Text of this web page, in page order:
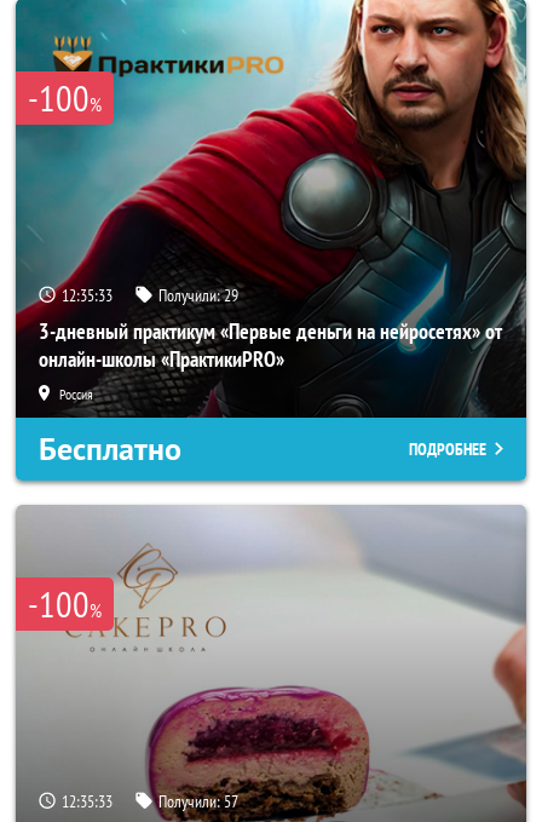
-100%
12:35:31 Получили:29
3-дневный практикум «Первые деньги на нейросетях» от
онлайн-школы «ПрактикиPRO»
Россия
Бесплатно ПОДРОБНЕЕ
-100%
12:35:31 Получили:57